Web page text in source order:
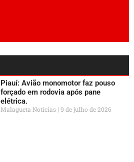
Piauí: Avião monomotor faz pouso
forçado em rodovia após pane
elétrica.
Malagueta Notícias 9 de julho de 2026